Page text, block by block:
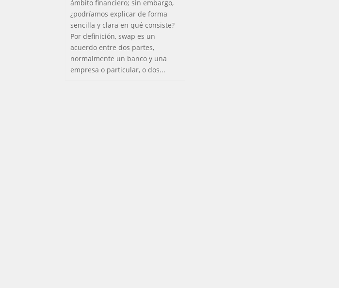
ámbito financiero; sin embargo,
¿podríamos explicar de forma
sencilla y clara en qué consiste?
Por definición, swap es un
acuerdo entre dos partes,
normalmente un banco y una
empresa o particular, o dos...